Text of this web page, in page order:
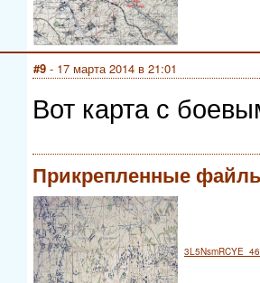
#9 - 17 марта 2014 в 21:01
Вот карта с
Прикрепленные